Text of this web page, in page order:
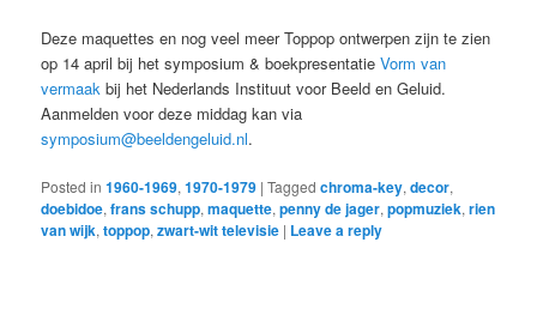
Deze maquettes en nog veel meer Toppop ontwerpen zijn te zien
op 14 april bij het symposium & boekpresentatieVorm van
vermaak bij het Nederlands Instituut voor Beeld en Geluid.
Aanmelden voor deze middag kan via
symposium@beeldengeluid.nl.
Posted in 1960-1969,1970-1979 |Tagged chroma-key,decor,
doebidoe,frans schupp,maquette,penny de jager,popmuziek,rien
van wijk,toppop,zwart-wit televisie | Leave a reply